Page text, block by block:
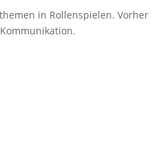
in Rollenspielen. Vorher